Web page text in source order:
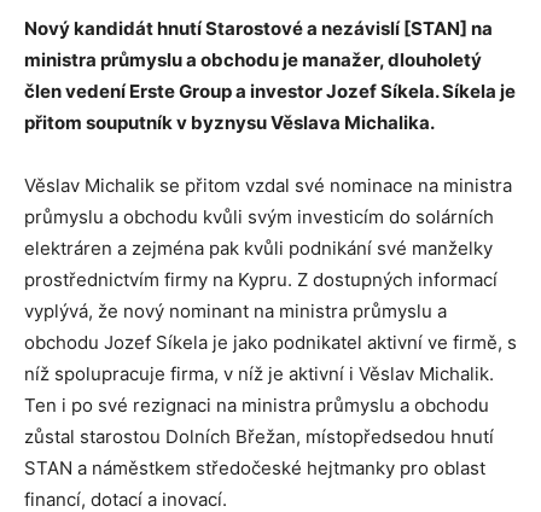
Nový kandidát hnutí Starostové a nezávislí [STAN] na
ministra průmyslu a obchodu je manažer, dlouholetý
člen vedení Erste Group a investor Jozef Síkela. Síkela je
přitom souputník v byznysu Věslava Michalika.
Věslav Michalik se přitom vzdal své nominace na ministra
průmyslu a obchodu kvůli svým investicím do solárních
elektráren a zejména pak kvůli podnikání své manželky
prostřednictvím firmy na Kypru. Z dostupných informací
vyplývá, že nový nominant na ministra průmyslu a
obchodu Jozef Síkela je jako podnikatel aktivní ve firmě, s
níž spolupracuje firma, v níž je aktivní i Věslav Michalik.
Ten i po své rezignaci na ministra průmyslu a obchodu
zůstal starostou Dolních Břežan, místopředsedou hnutí
STAN a náměstkem středočeské hejtmanky pro oblast
financí, dotací a inovací.